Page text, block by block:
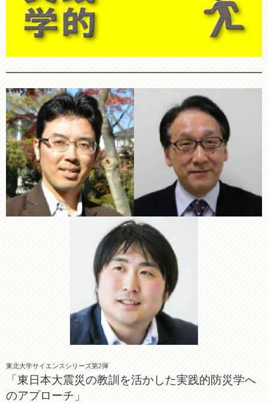
東北大学サイエンスシリーズ第2弾
「東日本大震災の教訓を活かした実践的防災学へ
のアプローチ」